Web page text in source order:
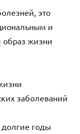
это
и
образ жизни
заболеваний
долгие годы